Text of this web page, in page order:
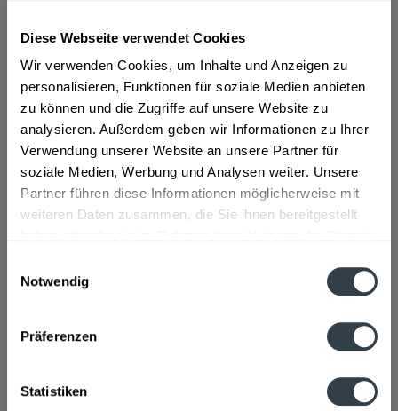
Diese Webseite verwendet Cookies
Wir verwenden Cookies, um Inhalte und Anzeigen zu
personalisieren, Funktionen für soziale Medien anbieten
zu können und die Zugriffe auf unsere Website zu
analysieren. Außerdem geben wir Informationen zu Ihrer
Verwendung unserer Website an unsere Partner für
soziale Medien, Werbung und Analysen weiter. Unsere
Partner führen diese Informationen möglicherweise mit
weiteren Daten zusammen, die Sie ihnen bereitgestellt
Notwendig
Präferenzen
Statistiken
ab 46,29 € *
Inhalt:4.2 Liter (11,02 € * / 1 Liter)
inkl. MwSt.
Vorrätig
In denWarenkorb
Artikel-Nr.:
31616
Beschreibung
mehr